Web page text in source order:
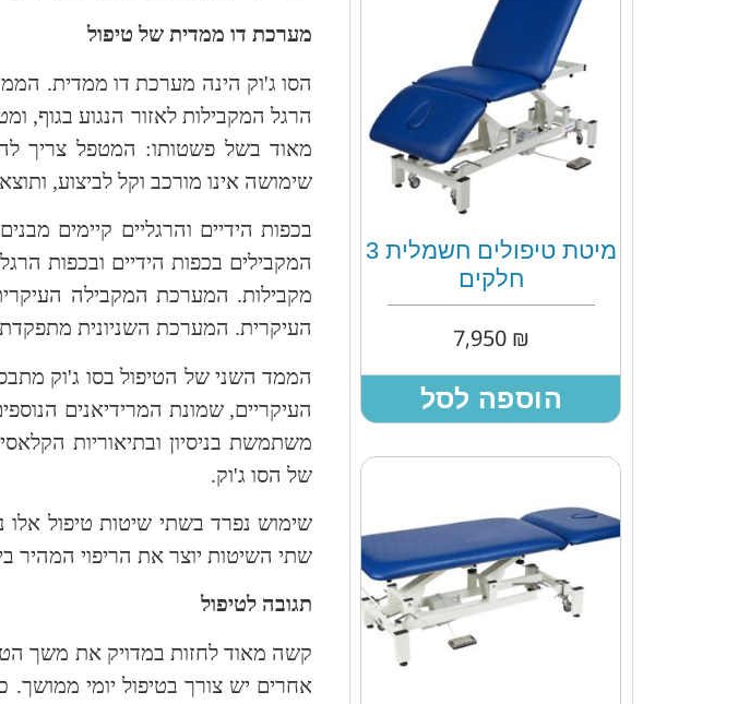
מיטת טיפולים חשמלית 3
חלקים
₪
7,950
הוספה לסל
מערכת דו ממדית של טיפול
הסו ג'וק הינה מערכת דו ממדית.
הרגל המקבילות לאזור הנגוע בגוף,
מאוד בשל פשטותו: המטפל צריך
שימושה אינו מורכב וקל לביצוע,
בכפות הידיים והרגליים קיימים
המקבילים בכפות הידיים ובכפות
מקבילות. המערכת המקבילה
העיקרית. המערכת השניונית
הממד השני של הטיפול בסו ג'וק
העיקריים, שמונת המרידיאנים
משתמשת בניסיון ובתיאוריות
של הסו ג'וק.
שימוש נפרד בשתי שיטות טיפול אלו
שתי השיטות יוצר את הריפוי המהיר
תגובה לטיפול
קשה מאוד לחזות במדויק את משך
אחרים יש צורך בטיפול יומי